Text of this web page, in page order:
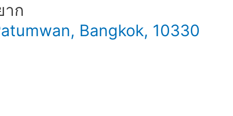
าก
Bangkok, 10330